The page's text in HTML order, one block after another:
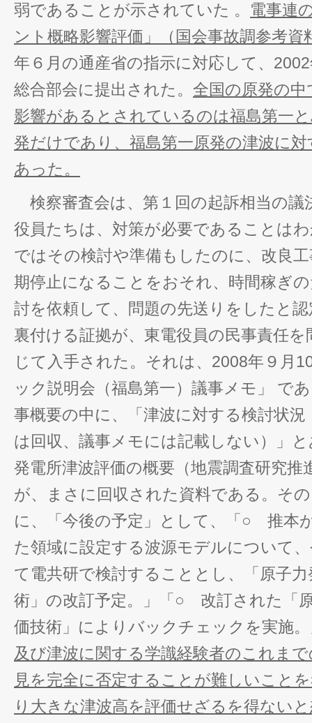
弱であることが示されていた 。 電事連
ント概略影響評価」（国会事故調参考資
年６月の通産省の指示に対応して、
総合部会に提出された。 全国の原発の
影響があるとされているのは福島第一
発だけであり、福島第一原発の津波に
あった。
検察審査会は、第１回の起訴相当の議
役員たちは、対策が必要であることは
ではその検討や準備もしたのに、改良
期停止になることをおそれ、時間稼ぎ
討を依頼して、問題の先送りをしたと
裏付ける証拠が、東電役員の民事責任
じて入手された。それは、2008年９月
ック説明会（福島第一）議事メモ」 で
事概要の中に、「津波に対する検討状
は回収、議事メモには記載しない）」
発電所津波評価の概要（地震調査研究推
が、まさに回収された資料である。そ
に、「今後の予定」として、「○ 推本
た領域に設定する波源モデルについて
て電共研で検討することとし、「原子
術」の改訂予定。」「○ 改訂された「
価技術」によりバックチェックを実施
及び津波に関する学識経験者のこれま
見を完全に否定することが難しいこと
り大きな津波高を評価せざるを得ない